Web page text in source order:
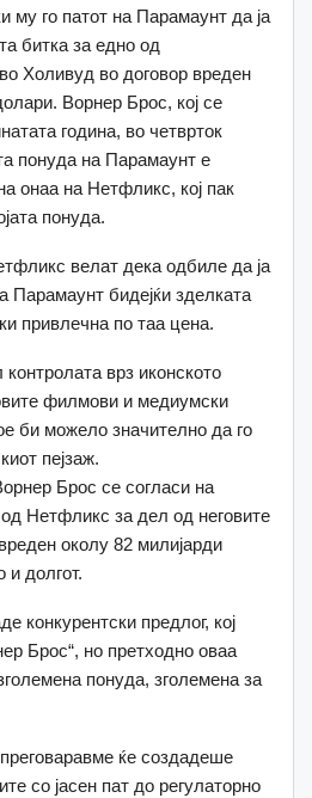
му го патот на Парамаунт да ја
битка за едно од
во Холивуд во договор вреден
Ворнер Брос, кој се
година, во четврток
понуда на Парамаунт е
онаа на Нетфликс, кој пак
понуда.
велат дека одбиле да ја
Парамаунт бидејќи зделката
привлечна по таа цена.
врз иконското
филмови и медиумски
би можело значително да го
пејзаж.
Брос се согласи на
Нетфликс за дел од неговите
околу 82 милијарди
и долгот.
конкурентски предлог, кој
Брос“, но претходно оваа
понуда, зголемена за
преговаравме ќе создадеше
со јасен пат до регулаторно